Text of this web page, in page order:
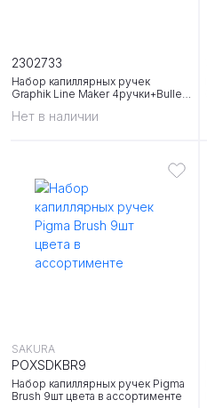
Нет в наличии
Набор капиллярных ручек
Graphik Line Maker 4ручки+Bullet
2302733
Набор капиллярных ручек Pigma
Brush 9шт цвета в ассортименте
SAKURA
POXSDKBR9